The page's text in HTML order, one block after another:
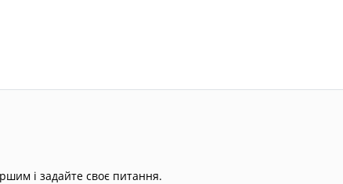
і задайте своє питання.